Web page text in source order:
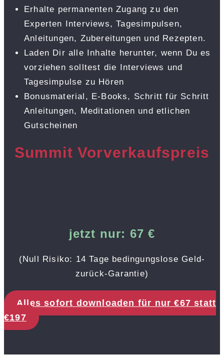
Erhalte permanenten Zugang zu den
Experten Interviews, Tagesimpulsen,
Anleitungen, Zubereitungen und Rezepten.
Laden Dir alle Inhalte herunter, wenn Du es
vorziehen solltest die Interviews und
Tagesimpulse zu Hören
Bonusmaterial, E-Books, Schritt für Schritt
Anleitungen, Meditationen und etlichen
Gutscheinen
Summit Vorverkaufspreis
jetzt nur: 67 €
(Null Risiko: 14 Tage bedingungslose Geld-
zurück-Garantie)
Alles sofort downloaden für nur €67 statt
€197